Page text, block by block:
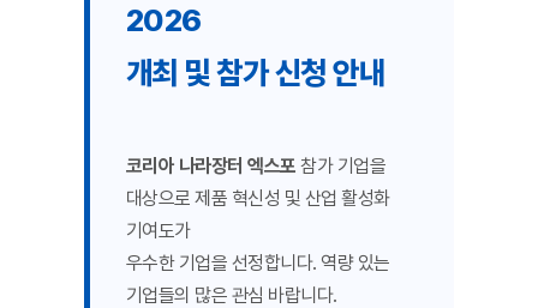
2026
개최 및 참가 신청 안내
코리아 나라장터 엑스포 참가 기업을
대상으로 제품 혁신성 및 산업 활성화
기여도가
우수한 기업을 선정합니다. 역량 있는
기업들의 많은 관심 바랍니다.